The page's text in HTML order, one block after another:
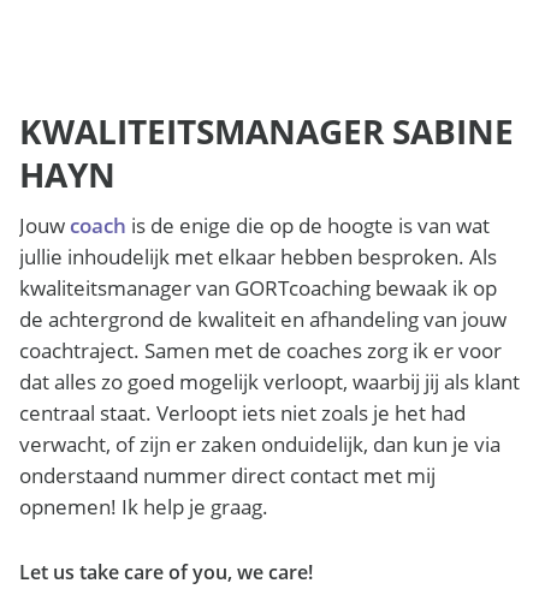
KWALITEITSMANAGER SABINE
HAYN
Jouw coach is de enige die op de hoogte is van wat
jullie inhoudelijk met elkaar hebben besproken. Als
kwaliteitsmanager van GORTcoaching bewaak ik op
de achtergrond de kwaliteit en afhandeling van jouw
coachtraject. Samen met de coaches zorg ik er voor
dat alles zo goed mogelijk verloopt, waarbij jij als klant
centraal staat. Verloopt iets niet zoals je het had
verwacht, of zijn er zaken onduidelijk, dan kun je via
onderstaand nummer direct contact met mij
opnemen! Ik help je graag.
Let us take care of you, we care!